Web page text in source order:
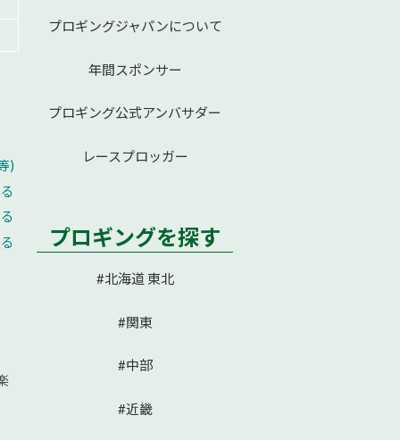
)
プロギングジャパンについて
年間スポンサー
プロギング公式アンバサダー
レースプロッガー
プロギングを探す
#北海道 東北
#関東
#中部
#近畿